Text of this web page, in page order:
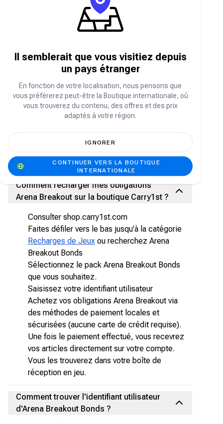
À propos des obligations Arena Breakout
mobile. Plongez dans un monde ouvert mortel
appelé la Dark Zone et incarnez un membre
honorable des forces spéciales ou un hors-la-loi
sans scrupules. Surveillez attentivement vos
signes vitaux grâce au système de santé réaliste
d'Arena Breakout, soignez plus de 10 types de
blessures différents et assurez votre survie.
dans Arena Breakout qui permet d'acheter divers
et des skins.
Comment recharger mes obligations
Arena Breakout sur la boutique Carry1st ?
Consulter shop.carry1st.com
Faites défiler vers le bas jusqu'à la catégorie
Recharges de Jeux ou recherchez Arena
Breakout Bonds
Sélectionnez le pack Arena Breakout Bonds
que vous souhaitez.
Saisissez votre identifiant utilisateur
Achetez vos obligations Arena Breakout via
des méthodes de paiement locales et
sécurisées (aucune carte de crédit requise).
Une fois le paiement effectué, vous recevrez
vos articles directement sur votre compte.
Vous les trouverez dans votre boîte de
réception en jeu.
Comment trouver l'identifiant utilisateur
d'Arena Breakout Bonds ?
Il semblerait que vous visitiez depuis
un pays étranger
En fonction de votre localisation, nous pensons que
vous préférerez peut-être la Boutique internationale, où
vous trouverez du contenu, des offres et des prix
adaptés à votre région.
IGNORER
CONTINUER VERS LA BOUTIQUE
INTERNATIONALE